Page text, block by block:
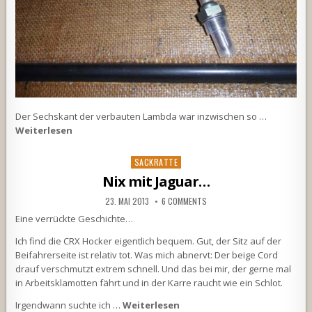
Der Sechskant der verbauten Lambda war inzwischen so …
Weiterlesen
Posted
SACKRATTE
Nix mit Jaguar…
23. MAI 2013 6 COMMENTS
Eine verrückte Geschichte…
Ich find die CRX Hocker eigentlich bequem. Gut, der Sitz auf der
Beifahrerseite ist relativ tot. Was mich abnervt: Der beige Cord
drauf verschmutzt extrem schnell. Und das bei mir, der gerne mal
in Arbeitsklamotten fährt und in der Karre raucht wie ein Schlot.
Irgendwann suchte ich …Weiterlesen